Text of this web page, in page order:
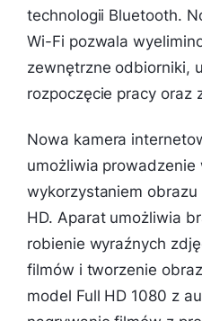
technologii Bluetooth.
Wi-Fi pozwala
zewnętrzne odbiorniki,
rozpoczęcie pracy oraz
Nowa kamera
umożliwia
wykorzystaniem
HD. Aparat umożliwia
robienie wyraźnych
filmów i tworzenie
model Full HD 1080 z